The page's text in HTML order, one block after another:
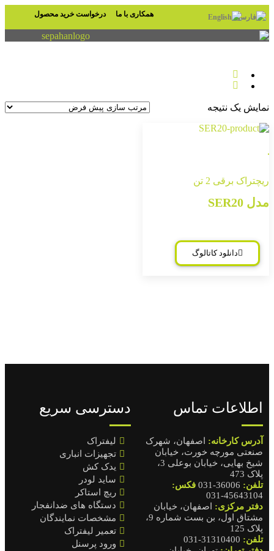
با ما درخواست خرید محصول
دسترسی سریع
لیفتراک
تجهیزات انباری
یدک کش
ساید لودر
ریچ استاکر
دستگاه های ضدانفجار
مشخصات نمایندگان
تعمیر لیفتراک
ورود پرسنل